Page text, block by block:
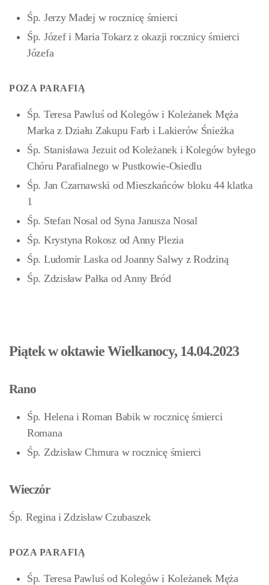
Śp. Jerzy Madej w rocznicę śmierci
Śp. Józef i Maria Tokarz z okazji rocznicy śmierci
Józefa
POZA PARAFIĄ
Śp. Teresa Pawluś od Kolegów i Koleżanek Męża
Marka z Działu Zakupu Farb i Lakierów Śnieżka
Śp. Stanisława Jezuit od Koleżanek i Kolegów byłego
Chóru Parafialnego w Pustkowie-Osiedlu
Śp. Jan Czarnawski od Mieszkańców bloku 44 klatka
1
Śp. Stefan Nosal od Syna Janusza Nosal
Śp. Krystyna Rokosz od Anny Plezia
Śp. Ludomir Laska od Joanny Salwy z Rodziną
Śp. Zdzisław Pałka od Anny Bród
Piątek w oktawie Wielkanocy, 14.04.2023
Rano
Śp. Helena i Roman Babik w rocznicę śmierci
Romana
Śp. Zdzisław Chmura w rocznicę śmierci
Wieczór
Śp. Regina i Zdzisław Czubaszek
POZA PARAFIĄ
Śp. Teresa Pawluś od Kolegów i Koleżanek Męża